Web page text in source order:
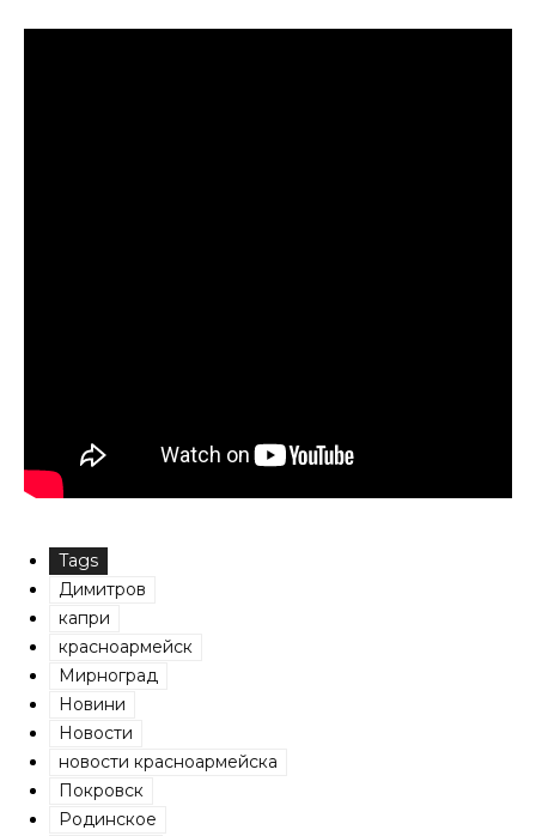
Tags
Димитров
капри
красноармейск
Мирноград
Новини
Новости
новости красноармейска
Покровск
Родинское